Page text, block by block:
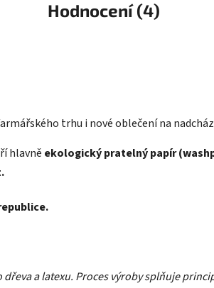
Hodnocení (4)
trhu i nové oblečení na
hlavně ekologický pratelný papír
a latexu. Proces výroby splňuje